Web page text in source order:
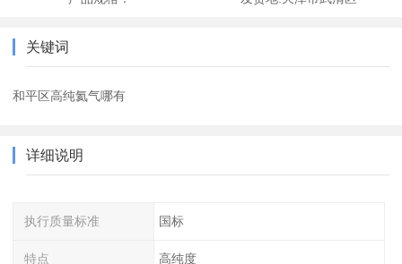
关键词
和平区高纯氦气哪有
详细说明
执行质量标准 国标
特点 高纯度